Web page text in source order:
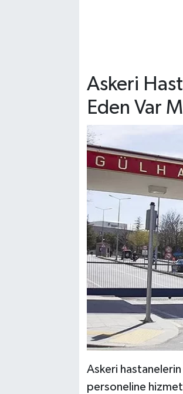
Askeri
Eden Var
Askeri hastanelerin
personeline hizmet